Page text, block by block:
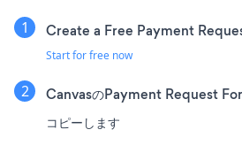
Create a Free Payment
Start for free now
CanvasのPayment Request
コピーします